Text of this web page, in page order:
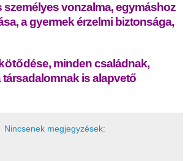
személyes vonzalma, egymáshoz
a gyermek érzelmi biztonsága,
ődése, minden családnak,
társadalomnak is alapvető
Nincsenek megjegyzések: